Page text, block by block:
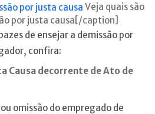
Veja quais são
por justa causa[/caption]
de ensejar a demissão por
confira:
Causa decorrente de Ato de
omissão do empregado de